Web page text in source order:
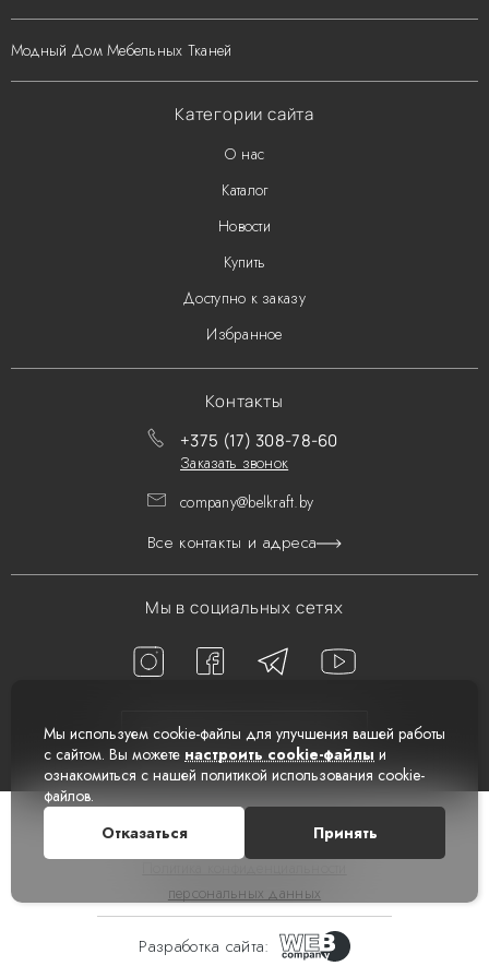
Модный Дом Мебельных Тканей
Категории сайта
О нас
Каталог
Новости
Купить
Доступно к заказу
Избранное
Контакты
+375 (17) 308-78-60
Заказать звонок
company@belkraft.by
Все контакты и адреса
Мы в социальных сетях
Подписаться на новости
© 2026 Все права защищены
персональных данных
Разработка сайта:
Мы используем cookie-файлы для улучшения вашей работы
с сайтом. Вы можете настроить cookie-файлы и
ознакомиться с нашей политикой использования cookie-
файлов.
Отказаться
Принять